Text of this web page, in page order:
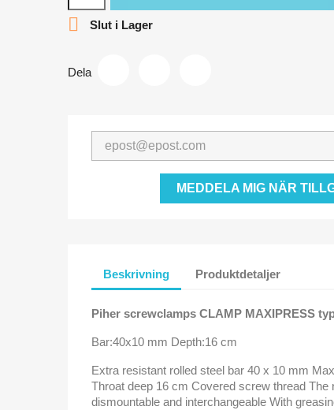
 Slut i Lager
Dela
MEDDELA MIG NÄR
Beskrivning Produktdetaljer
Piher screwclamps CLAMP MAXIPRESS
Bar:40x10 mm Depth:16 cm
Extra resistant rolled steel bar 40 x 10 mm
Throat deep 16 cm Covered screw thread The
dismountable and interchangeable With